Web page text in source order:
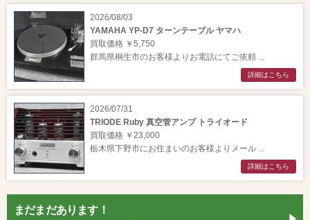
2026/08/03
YAMAHA YP-D7 ターンテーブル ヤマハ
買取価格 ￥5,750
群馬県桐生市のお客様よりお電話にてご依頼 ...
詳細はこちら
2026/07/31
TRIODE Ruby 真空管アンプ トライオード
買取価格 ￥23,000
栃木県下野市にお住まいのお客様よりメール ...
詳細はこちら
まだまだあります！